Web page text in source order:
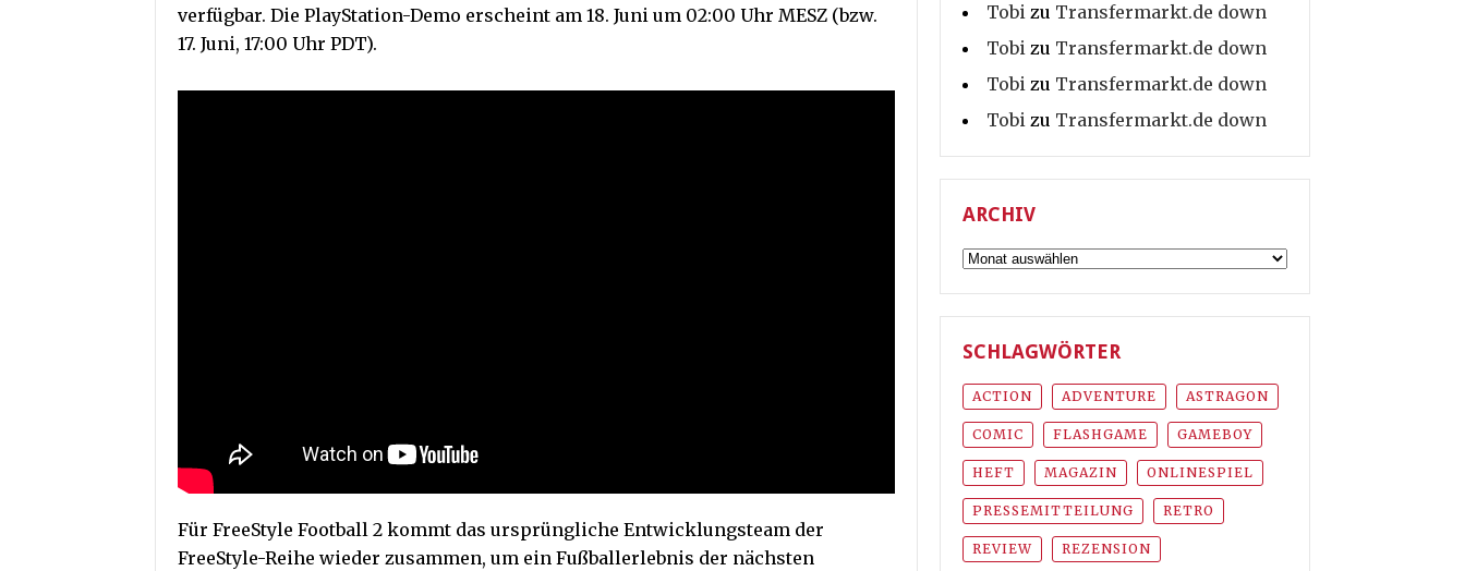
verfügbar. Die PlayStation-Demo erscheint am 18. Juni um 02:00 Uhr MESZ (bzw.
17. Juni, 17:00 Uhr PDT).
Für FreeStyle Football 2 kommt das ursprüngliche Entwicklungsteam der
FreeStyle-Reihe wieder zusammen, um ein Fußballerlebnis der nächsten
Tobi zu Transfermarkt.de down
Tobi zu Transfermarkt.de down
Tobi zu Transfermarkt.de down
Tobi zu Transfermarkt.de down
ARCHIV
Archiv
SCHLAGWÖRTER
ACTION ADVENTURE ASTRAGON
COMIC FLASHGAME GAMEBOY
HEFT MAGAZIN ONLINESPIEL
PRESSEMITTEILUNG RETRO
REVIEW REZENSION